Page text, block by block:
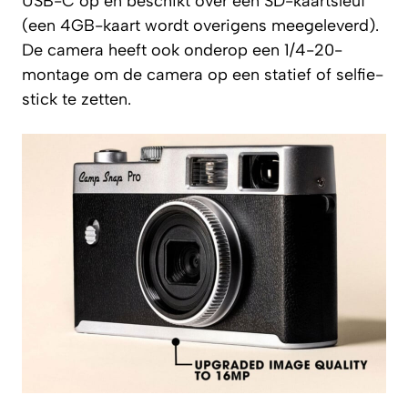
(een 4GB-kaart wordt overigens meegeleverd).
De camera heeft ook onderop een 1/4-20-
montage om de camera op een statief of selfie-
stick te zetten.